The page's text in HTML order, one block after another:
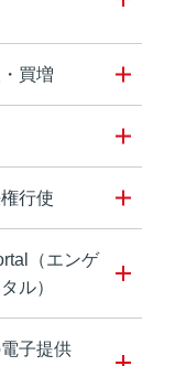
買増
行使
（エンゲ
ル）
子提供